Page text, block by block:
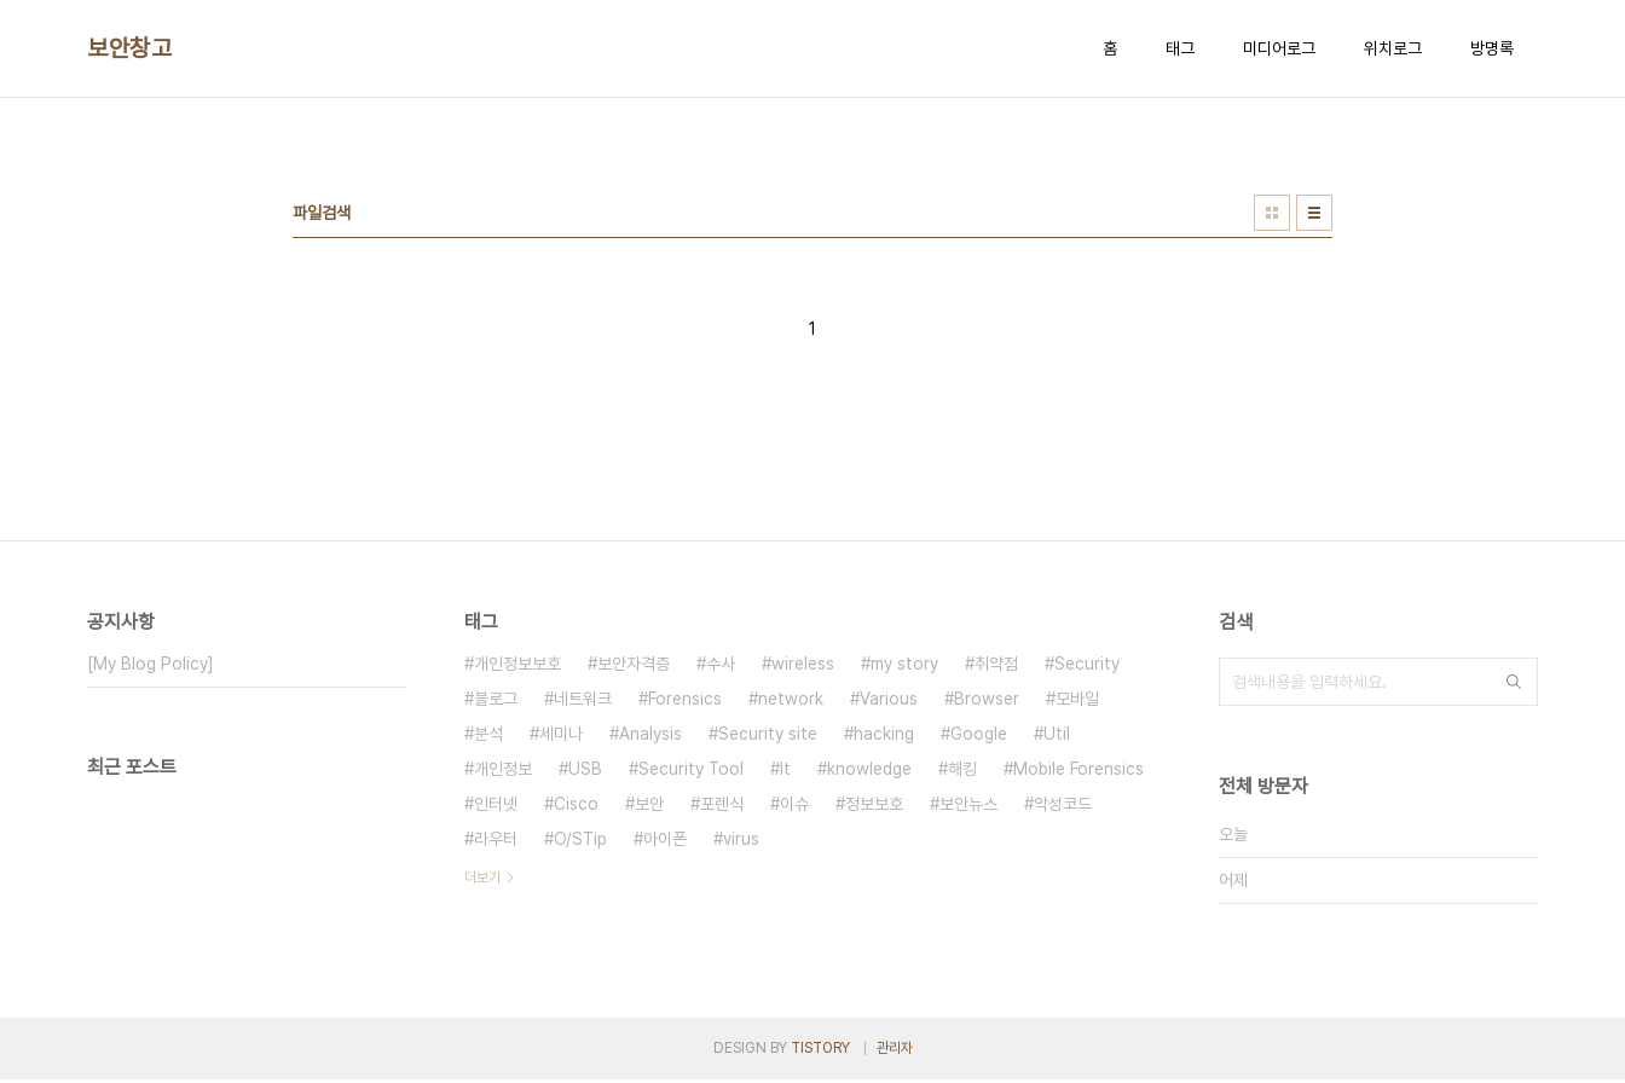
보안창고 홈 태그 미디어로그 위치로그 방명록
파일검색
1
공지사항
[My Blog Policy]
최근 포스트
태그
개인정보보호 보안자격증 수사 wireless my story 취약점
Security
블로그
네트워크 Forensics network Various Browser
모바일
분석
세미나 Analysis Security site hacking Google
Util
개인정보
USB Security Tool It knowledge 해킹
Mobile Forensics
인터넷
Cisco 보안 포렌식 이슈 정보보호 보안뉴스
악성코드
라우터
O/STip 아이폰 virus
더보기
검색
전체 방문자
오늘
어제
DESIGN BY TISTORY 관리자